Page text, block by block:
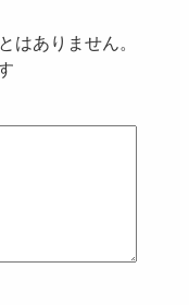
はありません。